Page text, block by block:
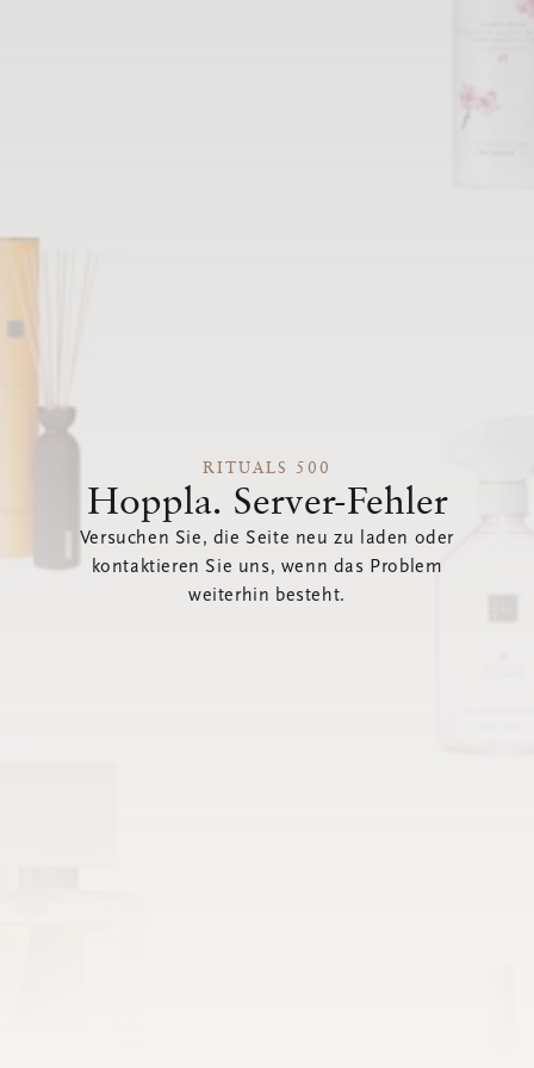
RITUALS 500
Hoppla. Server-Fehler
Versuchen Sie, die Seite neu zu laden oder
kontaktieren Sie uns, wenn das Problem
weiterhin besteht.